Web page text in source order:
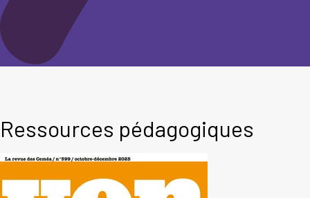
Ressources pédagogiques